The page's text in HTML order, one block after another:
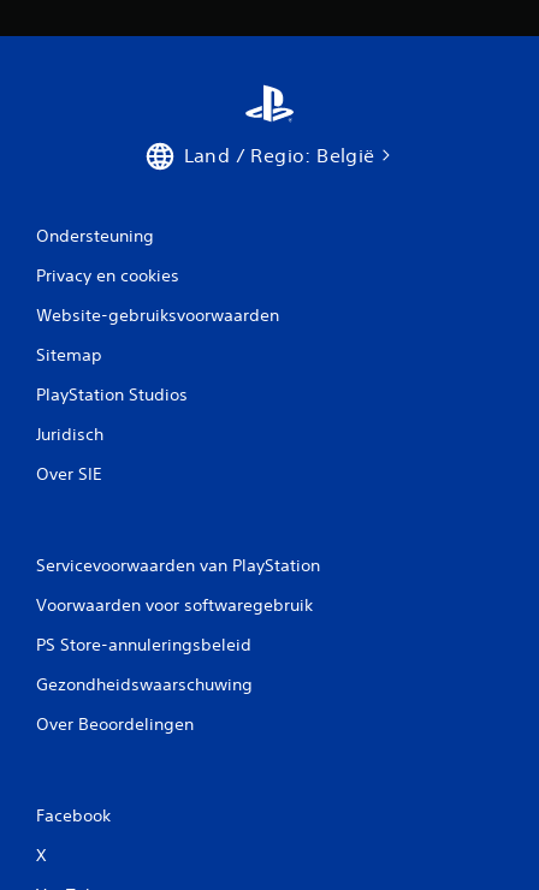
Land / Regio: België
Ondersteuning
Privacy en cookies
Website-gebruiksvoorwaarden
Sitemap
PlayStation Studios
Juridisch
Over SIE
Servicevoorwaarden van PlayStation
Voorwaarden voor softwaregebruik
PS Store-annuleringsbeleid
Gezondheidswaarschuwing
Over Beoordelingen
Facebook
X